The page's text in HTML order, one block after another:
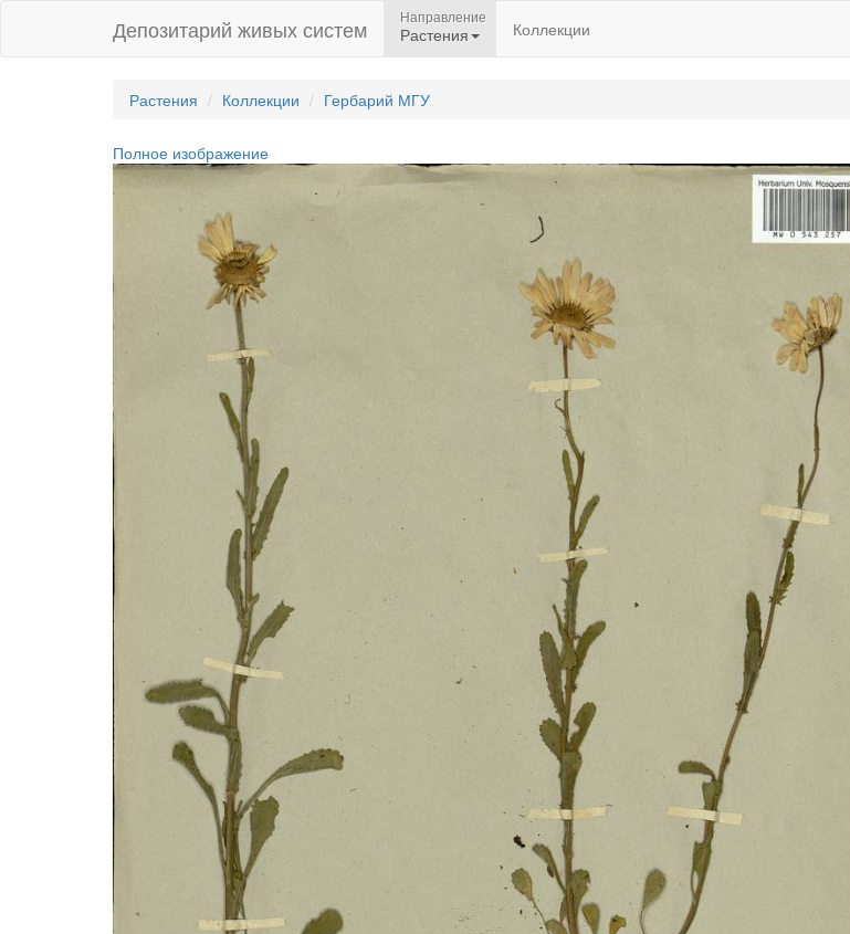
Депозитарий живых систем Направление
Растения Коллекции
Растения Коллекции Гербарий МГУ
Полное изображение